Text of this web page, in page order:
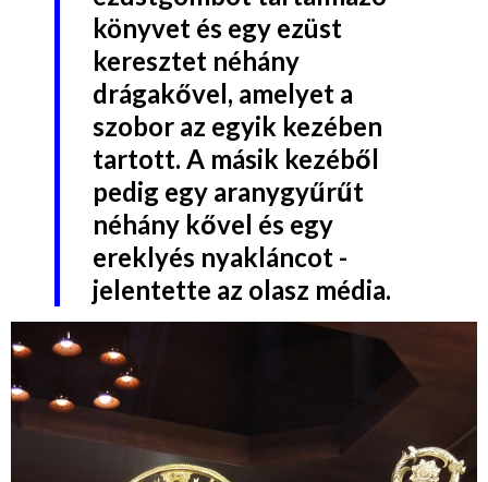
könyvet és egy ezüst
keresztet néhány
drágakővel, amelyet a
szobor az egyik kezében
tartott. A másik kezéből
pedig egy aranygyűrűt
néhány kővel és egy
ereklyés nyakláncot -
jelentette az olasz média.